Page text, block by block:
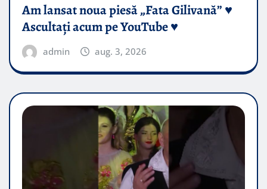
Am lansat noua piesă „Fata Gilivană” ♥️
Ascultați acum pe YouTube ♥️
admin aug. 3, 2026